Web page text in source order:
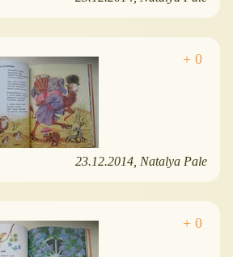
23.12.2014 Natalya Pale